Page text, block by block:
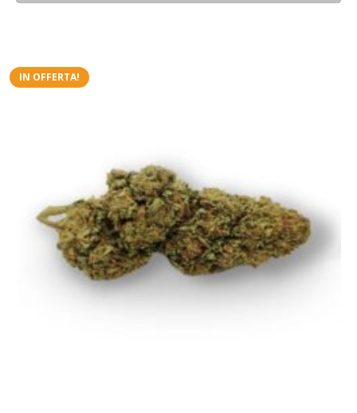
IN OFFERTA!